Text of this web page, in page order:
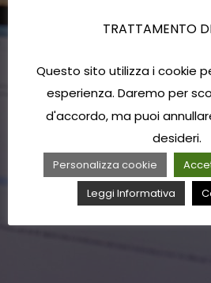
TRATTAMENTO
Questo sito utilizza i cookie
esperienza. Daremo per
d'accordo, ma puoi
desideri.
Personalizza cookie
Leggi Informativa